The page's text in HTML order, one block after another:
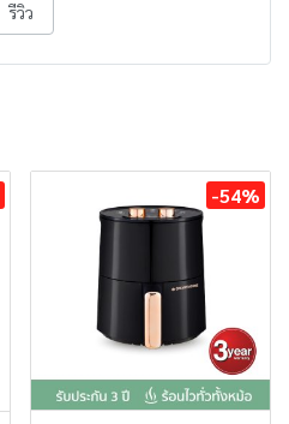
รีวิว
-54%